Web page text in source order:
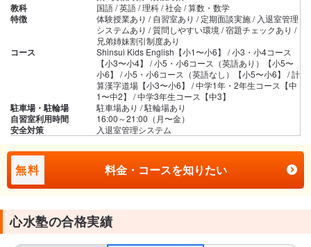
教科 国語 / 英語 / 理科 / 社会 / 算数・数学
特徴
体験授業あり / 自習室あり / 定期面談実施 / 入退室管理
システムあり / 質問しやすい環境 / 宿題チェックあり /
兄弟姉妹割引制度あり
コース
Shinsui Kids English【小1〜小6】 / 小3・小4コース
【小3〜小4】 / 小5・小6コース（英語あり）【小5〜
小6】 / 小5・小6コース（英語なし）【小5〜小6】 / 計
算漢字道場【小3〜小6】 / 中学1年・2年生コース【中
1〜中2】 / 中学3年生コース【中3】
駐車場・駐輪場 駐車場あり / 駐輪場あり
自習室利用時間 16:00～21:00（月〜金）
安全対策 入退室管理システム
無料 料金・コースを知りたい
心水塾の合格実績